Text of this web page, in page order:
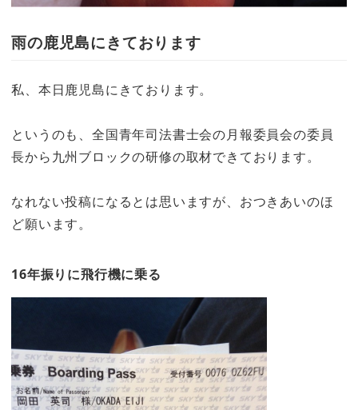
雨の鹿児島にきております
私、本日鹿児島にきております。
というのも、全国青年司法書士会の月報委員会の委員
長から九州ブロックの研修の取材できております。
なれない投稿になるとは思いますが、おつきあいのほ
ど願います。
16年振りに飛行機に乗る